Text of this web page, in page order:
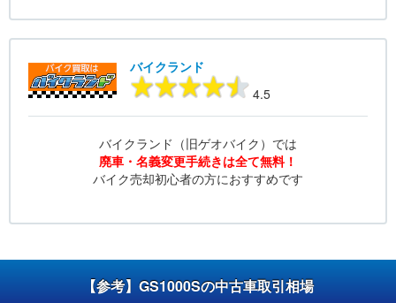
バイクランド
4.5
バイクランド（旧ゲオバイク）では
廃車・名義変更手続きは全て無料！
バイク売却初心者の方におすすめです
【参考】GS1000Sの中古車取引相場